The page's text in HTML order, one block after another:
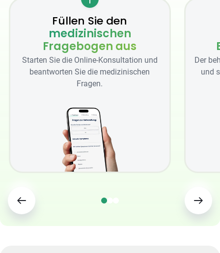
Füllen Sie den
medizinischen
Fragebogen aus
Starten Sie die Online-Konsultation und
beantworten Sie die medizinischen
Fragen.
Der
und